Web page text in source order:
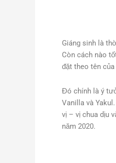
Giáng sinh là
Còn cách nào
đặt theo tên
Đó chính là ý
Vanilla và
vị – vị chua dịu
năm 2020.